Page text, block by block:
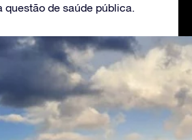
questão de saúde pública.